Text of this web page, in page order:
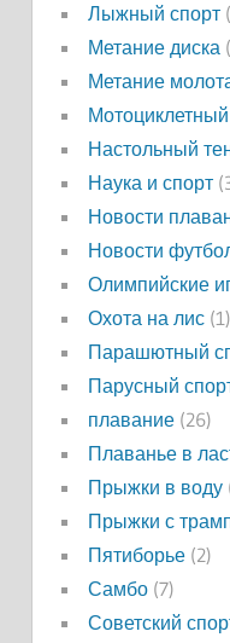
Лыжный спорт
Метание диска
Метание
Настольный
Наука и спорт
Новости
Новости
Олимпийские
Охота на лис(1)
Парашютный
Парусный
плавание(26)
Плаванье в
Прыжки в воду
Прыжки с
Пятиборье(2)
Самбо(7)
Советский